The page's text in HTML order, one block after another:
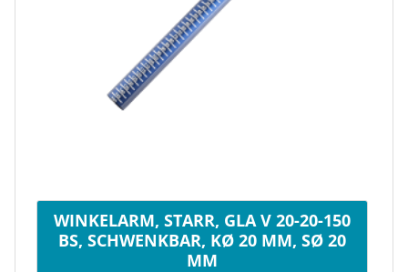
WINKELARM, STARR, GLA V 20-20-150
BS, SCHWENKBAR, KØ 20 MM, SØ 20
MM